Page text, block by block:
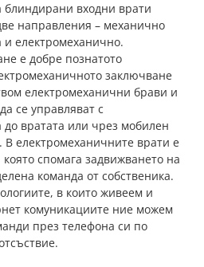
блиндирани входни врати
направления – механично
електромеханично.
е добре познатото
заключване
електромеханични брави и
се управляват с
до вратата или чрез мобилен
В електромеханичните врати е
спомага задвижването на
команда от собственика.
в които живеем и
комуникациите ние можем
през телефона си по